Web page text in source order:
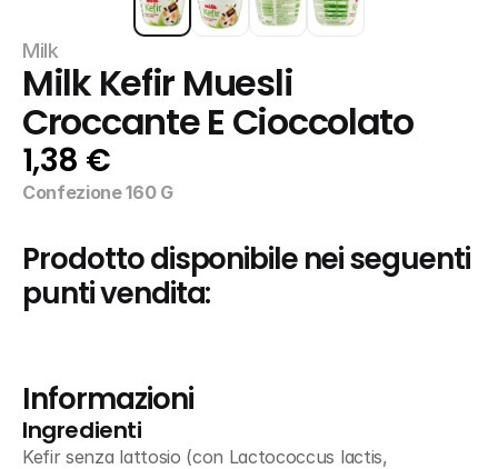
Milk
Milk Kefir Muesli
Croccante E Cioccolato
1,38 €
Confezione 160 G
Prodotto disponibile nei seguenti
punti vendita:
Informazioni
Ingredienti
Kefir senza lattosio (con Lactococcus lactis,